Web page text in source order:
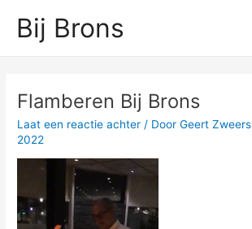
naarBij Brons
Flamberen Bij Brons
Laat een reactie achter / DoorGeert Zweers
2022